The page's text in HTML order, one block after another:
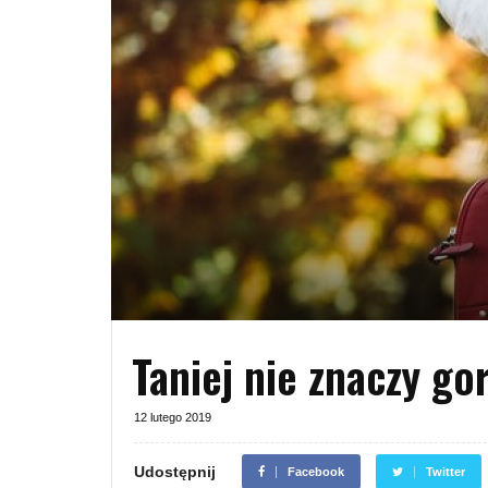
Taniej nie znaczy
12 lutego 2019
Udostępnij Facebook Twitter